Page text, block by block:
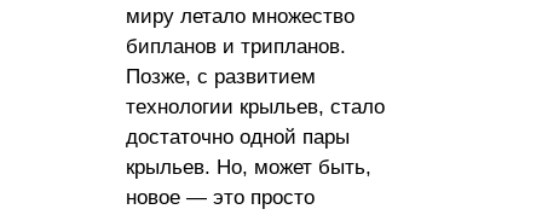
миру летало множество
бипланов и трипланов.
Позже, с развитием
технологии крыльев, стало
достаточно одной пары
крыльев. Но, может быть,
новое — это просто